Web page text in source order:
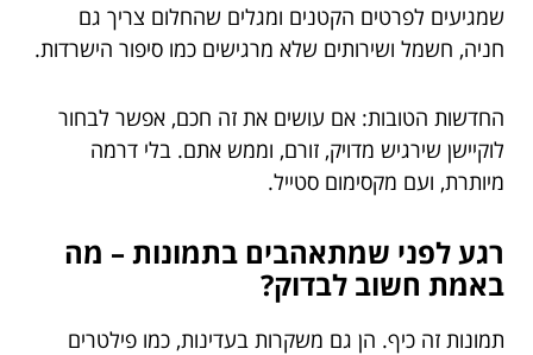
שמגיעים לפרטים הקטנים ומגלים שהחלום צריך גם
חניה, חשמל ושירותים שלא מרגישים כמו סיפור הישרדות.
החדשות הטובות: אם עושים את זה חכם, אפשר לבחור
לוקיישן שירגיש מדויק, זורם, וממש אתם. בלי דרמה
מיותרת, ועם מקסימום סטייל.
רגע לפני שמתאהבים בתמונות – מה
באמת חשוב לבדוק?
תמונות זה כיף. הן גם משקרות בעדינות, כמו פילטרים